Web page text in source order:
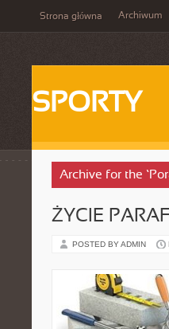
Strona główna Archiwum
SPORTY
Archive for the
ŻYCIE
POSTED BY ADMIN